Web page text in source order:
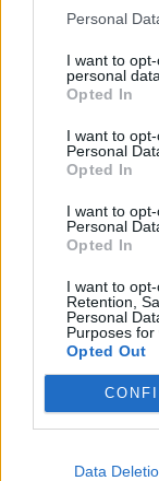
Personal
I want to
personal data.
Opted In
I want to
Personal
Opted In
I want to
Personal
Opted In
I want to
Retention,
Personal
Purposes for
Opted Out
Data
elemek a
KEDVES
tartozik,
Az előfizetés
kötéslistái
MÁR